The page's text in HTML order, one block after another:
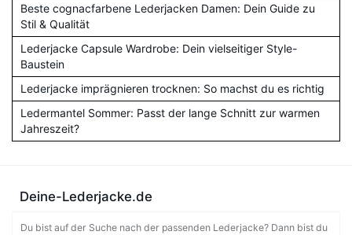
Beste cognacfarbene Lederjacken Damen: Dein Guide zu
Stil & Qualität
Lederjacke Capsule Wardrobe: Dein vielseitiger Style-
Baustein
Lederjacke imprägnieren trocknen: So machst du es richtig
Ledermantel Sommer: Passt der lange Schnitt zur warmen
Jahreszeit?
Deine-Lederjacke.de
Du bist auf der Suche nach der passenden Lederjacke? Dann bist du